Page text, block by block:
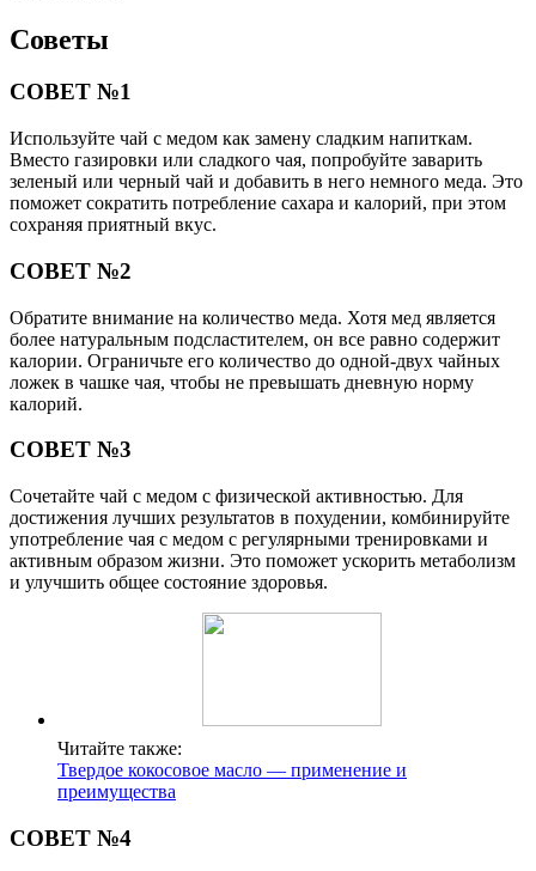
Советы
СОВЕТ №1
Используйте чай с медом как замену сладким напиткам.
Вместо газировки или сладкого чая, попробуйте заварить
зеленый или черный чай и добавить в него немного меда. Это
поможет сократить потребление сахара и калорий, при этом
сохраняя приятный вкус.
СОВЕТ №2
Обратите внимание на количество меда. Хотя мед является
более натуральным подсластителем, он все равно содержит
калории. Ограничьте его количество до одной-двух чайных
ложек в чашке чая, чтобы не превышать дневную норму
калорий.
СОВЕТ №3
Сочетайте чай с медом с физической активностью. Для
достижения лучших результатов в похудении, комбинируйте
употребление чая с медом с регулярными тренировками и
активным образом жизни. Это поможет ускорить метаболизм
и улучшить общее состояние здоровья.
Читайте также:
Твердое кокосовое масло — применение и
преимущества
СОВЕТ №4